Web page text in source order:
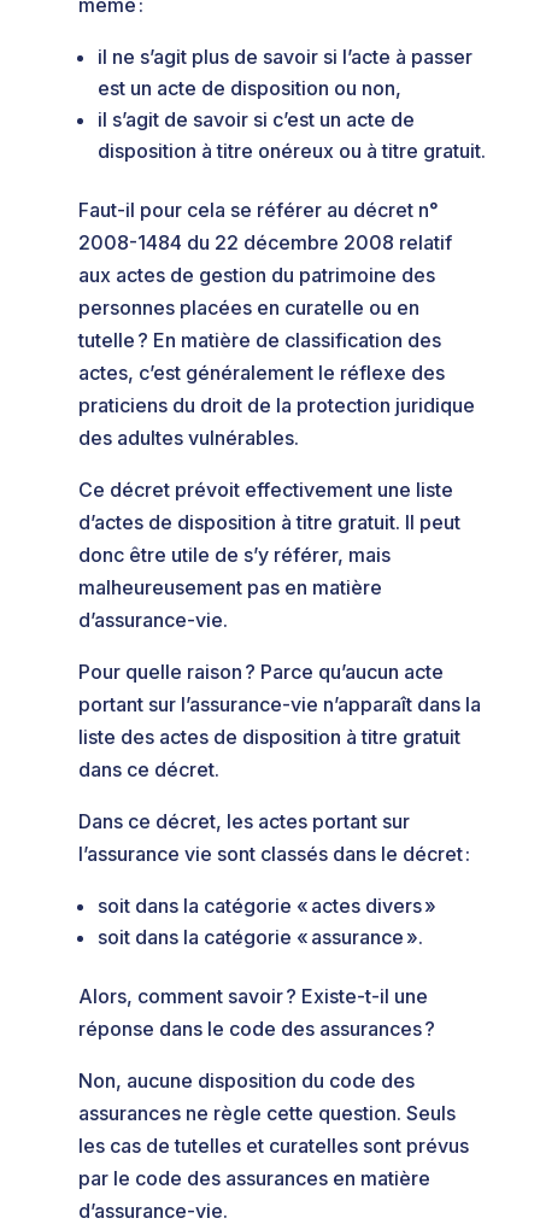
même :
il ne s’agit plus de savoir si l’acte à passer
est un acte de disposition ou non,
il s’agit de savoir si c’est un acte de
disposition à titre onéreux ou à titre gratuit.
Faut-il pour cela se référer au décret n°
2008-1484 du 22 décembre 2008 relatif
aux actes de gestion du patrimoine des
personnes placées en curatelle ou en
tutelle ? En matière de classification des
actes, c’est généralement le réflexe des
praticiens du droit de la protection juridique
des adultes vulnérables.
Ce décret prévoit effectivement une liste
d’actes de disposition à titre gratuit. Il peut
donc être utile de s’y référer, mais
malheureusement pas en matière
d’assurance-vie.
Pour quelle raison ? Parce qu’aucun acte
portant sur l’assurance-vie n’apparaît dans la
liste des actes de disposition à titre gratuit
dans ce décret.
Dans ce décret, les actes portant sur
l’assurance vie sont classés dans le décret :
soit dans la catégorie « actes divers »
soit dans la catégorie « assurance ».
Alors, comment savoir ? Existe-t-il une
réponse dans le code des assurances ?
Non, aucune disposition du code des
assurances ne règle cette question. Seuls
les cas de tutelles et curatelles sont prévus
par le code des assurances en matière
d’assurance-vie.